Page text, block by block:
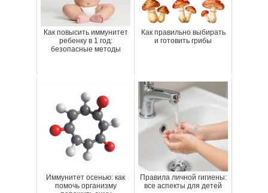
Как повысить иммунитет
ребенку в 1 год:
безопасные методы
Как правильно выбирать
и готовить грибы
Иммунитет осенью: как
помочь организму
Правила личной гигиены:
все аспекты для детей